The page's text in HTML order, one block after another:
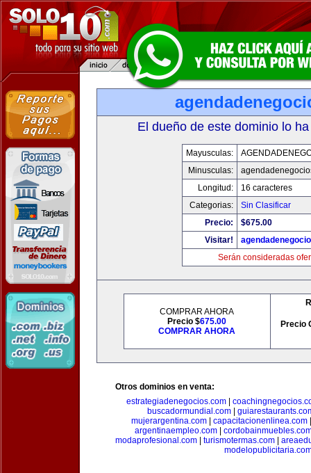
El dueño de este dominio lo
Mayusculas:
Minusculas:
Longitud:
16 caracteres
Categorias:
Sin Clasificar
Precio:
$675.00
Visitar!
Serán consideradas
COMPRAR AHORA
Precio $675.00
COMPRAR AHORA
Precio
Otros dominios en venta:
estrategiadenegocios.com
buscadormundial.com|
mujerargentina.com| capacitacionenlinea.com
argentinaempleo.com|
modaprofesional.com
turismotermas.com